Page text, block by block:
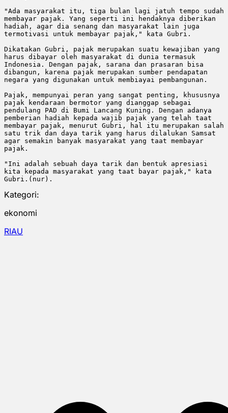
"Ada masyarakat itu, tiga bulan lagi jatuh tempo sudah
membayar pajak. Yang seperti ini hendaknya diberikan
hadiah, agar dia senang dan masyarakat lain juga
termotivasi untuk membayar pajak," kata Gubri.
Dikatakan Gubri, pajak merupakan suatu kewajiban yang
harus dibayar oleh masyarakat di dunia termasuk
Indonesia. Dengan pajak, sarana dan prasaran bisa
dibangun, karena pajak merupakan sumber pendapatan
negara yang digunakan untuk membiayai pembangunan.
Pajak, mempunyai peran yang sangat penting, khususnya
pajak kendaraan bermotor yang dianggap sebagai
pendulang PAD di Bumi Lancang Kuning. Dengan adanya
pemberian hadiah kepada wajib pajak yang telah taat
membayar pajak, menurut Gubri, hal itu merupakan salah
satu trik dan daya tarik yang harus dilalukan Samsat
agar semakin banyak masyarakat yang taat membayar
pajak.
"Ini adalah sebuah daya tarik dan bentuk apresiasi
kita kepada masyarakat yang taat bayar pajak," kata
Gubri.(nur).
Kategori:
ekonomi
RIAU